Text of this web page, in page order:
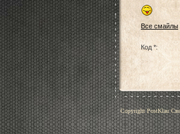
Все смайлы
Код *:
Copyright PostKlau